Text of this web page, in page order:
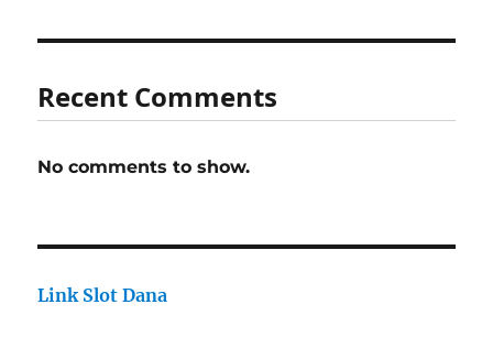
Recent Comments
No comments to show.
Link Slot Dana